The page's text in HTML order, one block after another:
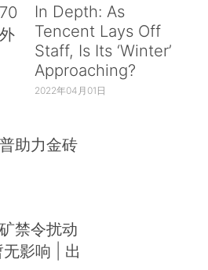
In Depth: As
Tencent Lays Off
Staff, Is Its ‘Winter’
Approaching?
2022年04月01日
助力金砖
禁令扰动
影响 | 出